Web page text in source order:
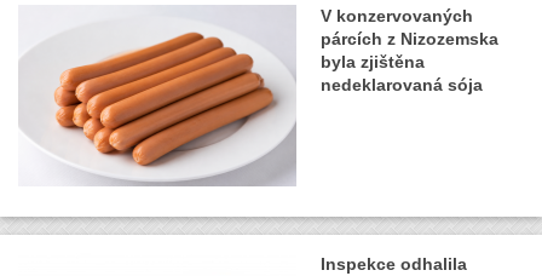
V konzervovaných
párcích z Nizozemska
byla zjištěna
nedeklarovaná sója
Inspekce odhalila